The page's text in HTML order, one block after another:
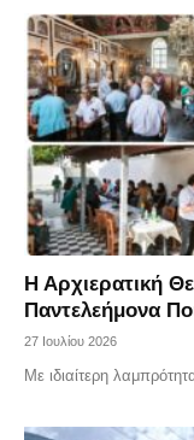
Η Αρχιερατική
Παντελεήμονα
27 Ιουλίου 2026
Με ιδιαίτερη